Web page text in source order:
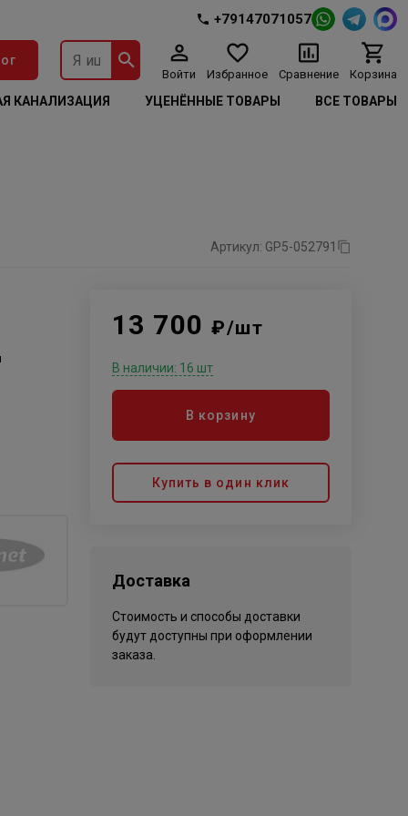
+79147071057
Войти Избранное Сравнение Корзина
КАНАЛИЗАЦИЯ УЦЕНЁННЫЕ ТОВАРЫ ВСЕ ТОВАРЫ
Артикул: GP5-052791
13 700₽/шт
В наличии: 16 шт
В корзину
Купить в один клик
Доставка
Стоимость и способы доставки
будут доступны при оформлении
заказа.